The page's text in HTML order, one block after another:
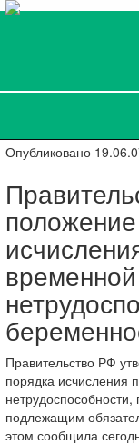
Опубликовано
временной
Правительство РФ
порядка исчисления
подлежащим
этом сообщила